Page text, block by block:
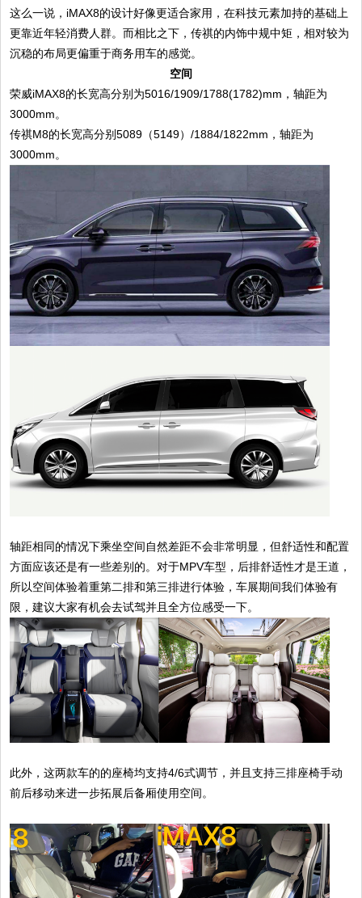
这么一说，iMAX8的设计好像更适合家用，在科技元素加持的基础上
更靠近年轻消费人群。而相比之下，传祺的内饰中规中矩，相对较为
沉稳的布局更偏重于商务用车的感觉。
空间
荣威iMAX8的长宽高分别为5016/1909/1788(1782)mm，轴距为
3000mm。
传祺M8的长宽高分别5089（5149）/1884/1822mm，轴距为
3000mm。
轴距相同的情况下乘坐空间自然差距不会非常明显，但舒适性和配置
方面应该还是有一些差别的。对于MPV车型，后排舒适性才是王道，
所以空间体验着重第二排和第三排进行体验，车展期间我们体验有
限，建议大家有机会去试驾并且全方位感受一下。
此外，这两款车的的座椅均支持4/6式调节，并且支持三排座椅手动
前后移动来进一步拓展后备厢使用空间。